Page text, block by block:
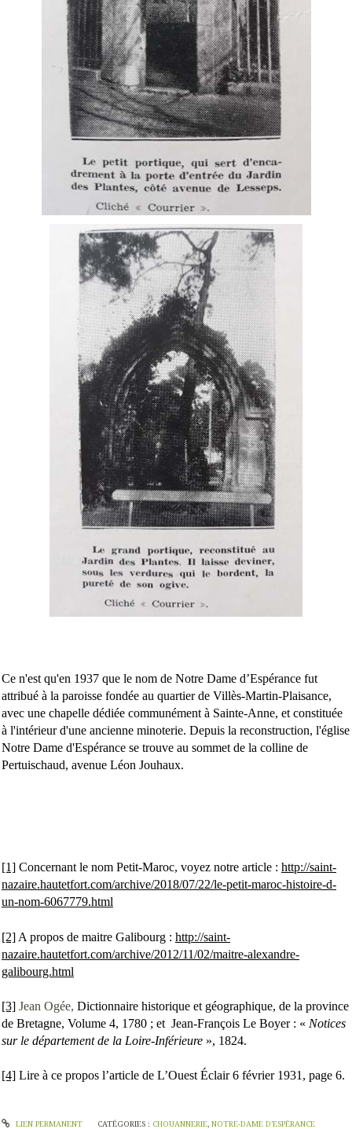
Ce n'est qu'en 1937 que le nom de Notre Dame d’Espérance fut
attribué à la paroisse fondée au quartier de Villès-Martin-Plaisance,
avec une chapelle dédiée communément à Sainte-Anne, et constituée
à l'intérieur d'une ancienne minoterie. Depuis la reconstruction, l'église
Notre Dame d'Espérance se trouve au sommet de la colline de
Pertuischaud, avenue Léon Jouhaux.
[1] Concernant le nom Petit-Maroc, voyez notre article : http://saint-
nazaire.hautetfort.com/archive/2018/07/22/le-petit-maroc-histoire-d-
un-nom-6067779.html
[2] A propos de maitre Galibourg : http://saint-
nazaire.hautetfort.com/archive/2012/11/02/maitre-alexandre-
galibourg.html
[3] Jean Ogée, Dictionnaire historique et géographique, de la province
de Bretagne, Volume 4, 1780 ; et Jean-François Le Boyer : « Notices
sur le département de la Loire-Inférieure », 1824.
[4] Lire à ce propos l’article de L’Ouest Éclair 6 février 1931, page 6.
LIEN PERMANENT CATÉGORIES : CHOUANNERIE, NOTRE-DAME D’ESPÉRANCE